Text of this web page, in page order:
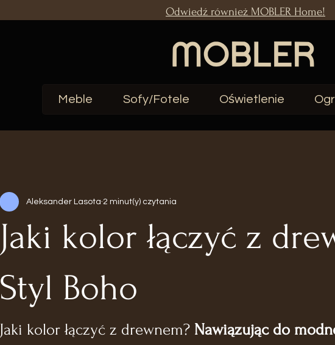
Odwiedź również MOBLER Home!
Meble Sofy/Fotele Oświetlenie
Jaki kolor łączyć z
Styl Boho
Aleksander Lasota 2 minut(y) czytania
Jaki kolor łączyć z drewnem? Nawiązując do